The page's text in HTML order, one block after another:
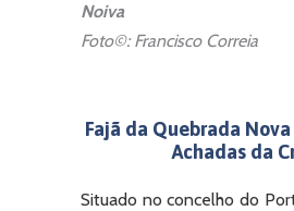
Noiva
Foto©: Francisco Correia
Fajã da Quebrada Nova
Achadas da
Situado no concelho do